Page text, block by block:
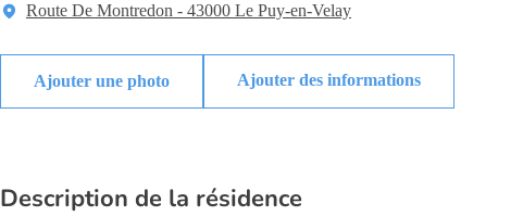
Route De Montredon - 43000 Le Puy-en-Velay
Ajouter des informations
Description de la résidence